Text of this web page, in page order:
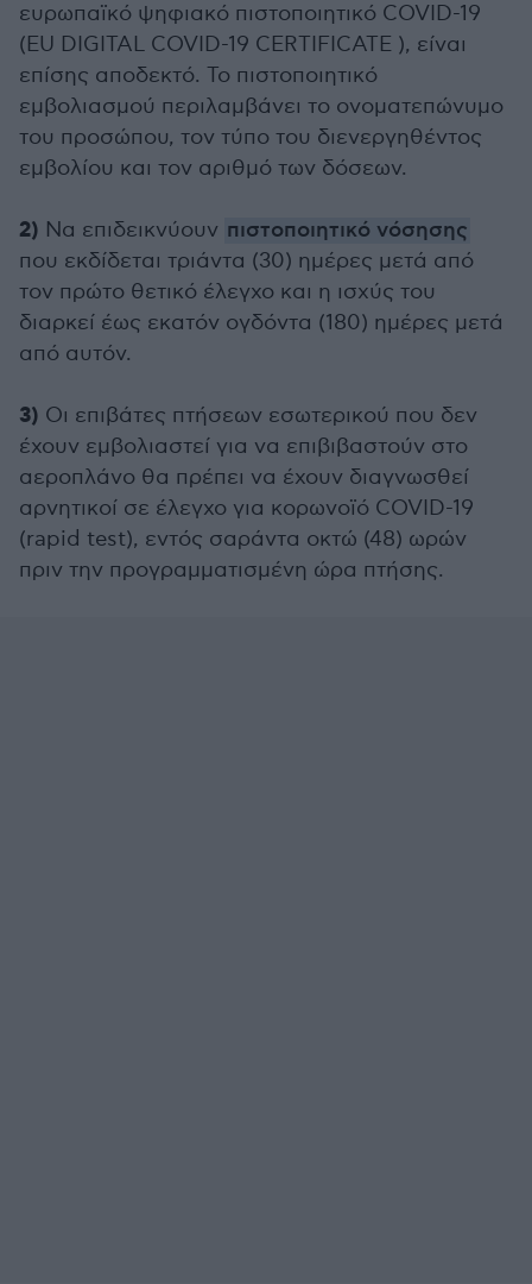
ευρωπαϊκό ψηφιακό πιστοποιητικό COVID-19
(EU DIGITAL COVID-19 CERTIFICATE ), είναι
επίσης αποδεκτό. Το πιστοποιητικό
εμβολιασμού περιλαμβάνει το ονοματεπώνυμο
του προσώπου, τον τύπο του διενεργηθέντος
εμβολίου και τον αριθμό των δόσεων.
2) Να επιδεικνύουν πιστοποιητικό νόσησης
που εκδίδεται τριάντα (30) ημέρες μετά από
τον πρώτο θετικό έλεγχο και η ισχύς του
διαρκεί έως εκατόν ογδόντα (180) ημέρες μετά
από αυτόν.
3) Οι επιβάτες πτήσεων εσωτερικού που δεν
έχουν εμβολιαστεί για να επιβιβαστούν στο
αεροπλάνο θα πρέπει να έχουν διαγνωσθεί
αρνητικοί σε έλεγχο για κορωνοϊό COVID-19
(rapid test), εντός σαράντα οκτώ (48) ωρών
πριν την προγραμματισμένη ώρα πτήσης.